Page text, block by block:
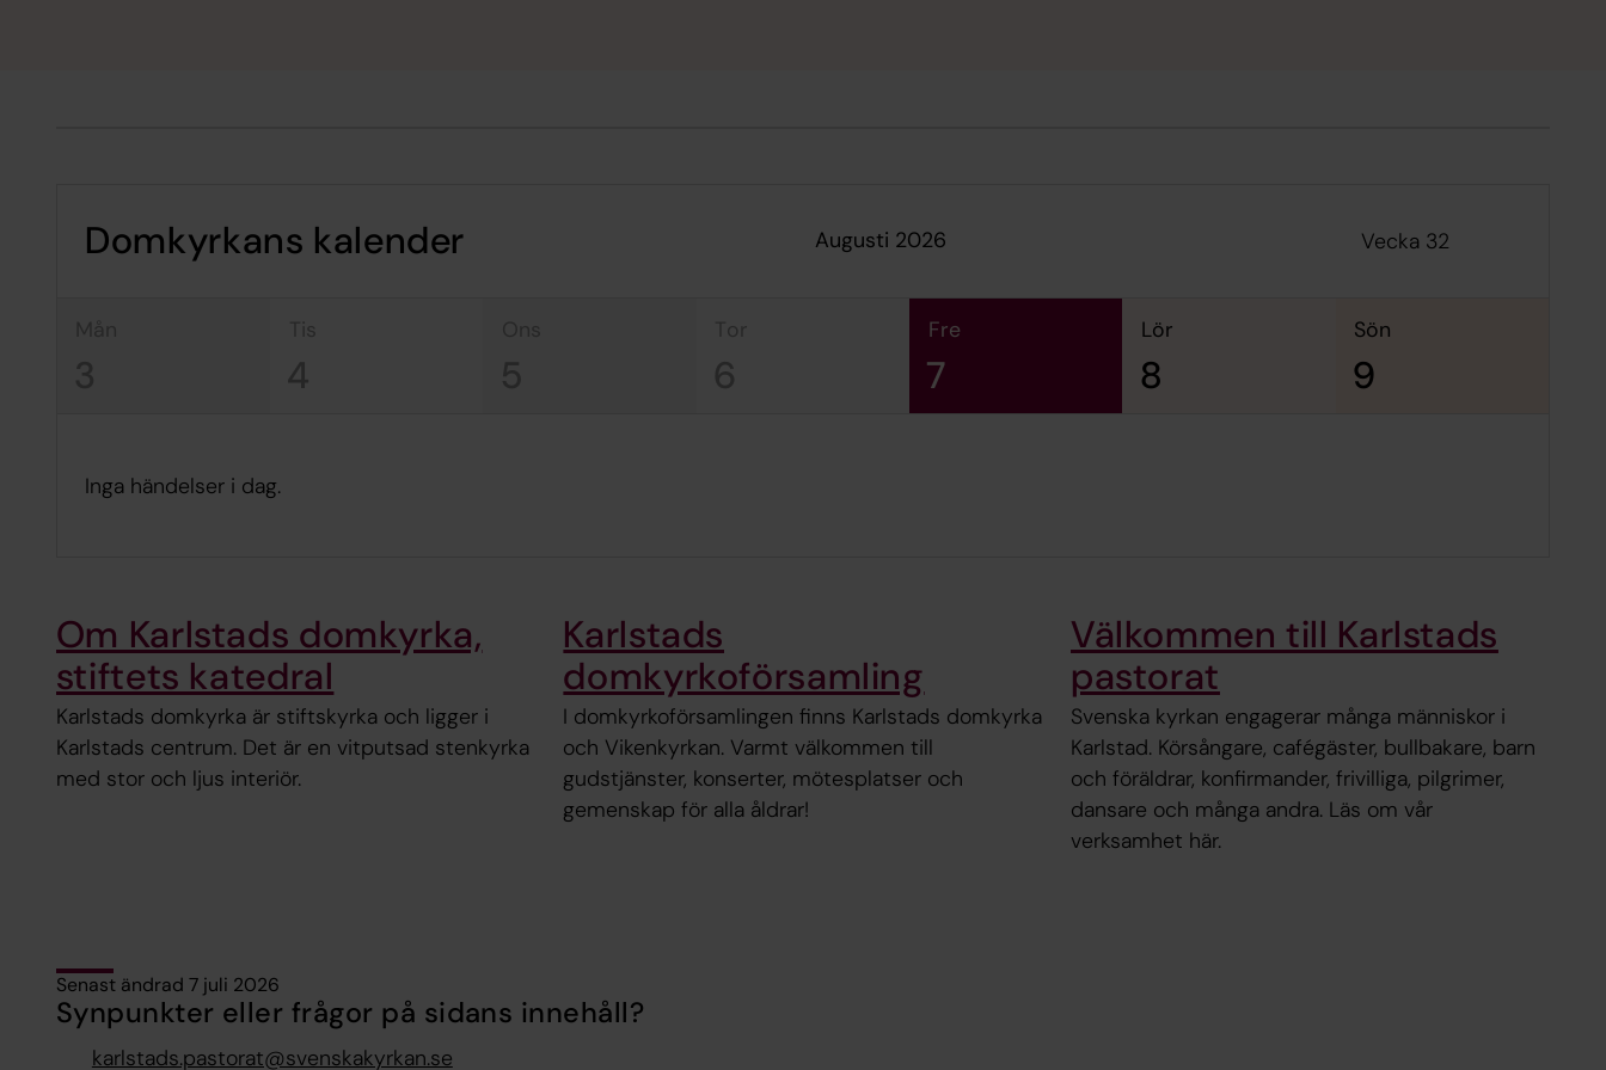
Domkyrkans kalender augusti 2026 Vecka 32
tis
4
tor
6
fre
7
lör
8
sön
9
Inga händelser i dag.
Om Karlstads domkyrka,
stiftets katedral
Karlstads domkyrka är stiftskyrka och ligger i
Karlstads centrum. Det är en vitputsad stenkyrka
med stor och ljus interiör.
Karlstads
domkyrkoförsamling
I domkyrkoförsamlingen finns Karlstads domkyrka
och Vikenkyrkan. Varmt välkommen till
gudstjänster, konserter, mötesplatser och
gemenskap för alla åldrar!
Välkommen till Karlstads
pastorat
Svenska kyrkan engagerar många människor i
Karlstad. Körsångare, cafégäster, bullbakare, barn
och föräldrar, konfirmander, frivilliga, pilgrimer,
dansare och många andra. Läs om vår
verksamhet här.
Senast ändrad 7 juli 2026
Synpunkter eller frågor på sidans innehåll?
karlstads.pastorat@svenskakyrkan.se